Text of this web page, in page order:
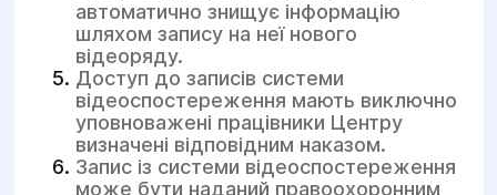
автоматично знищує інформацію
шляхом запису на неї нового
відеоряду.
Доступ до записів системи
відеоспостереження мають виключно
уповноважені працівники Центру
визначені відповідним наказом.
Запис із системи відеоспостереження
може бути наданий правоохоронним